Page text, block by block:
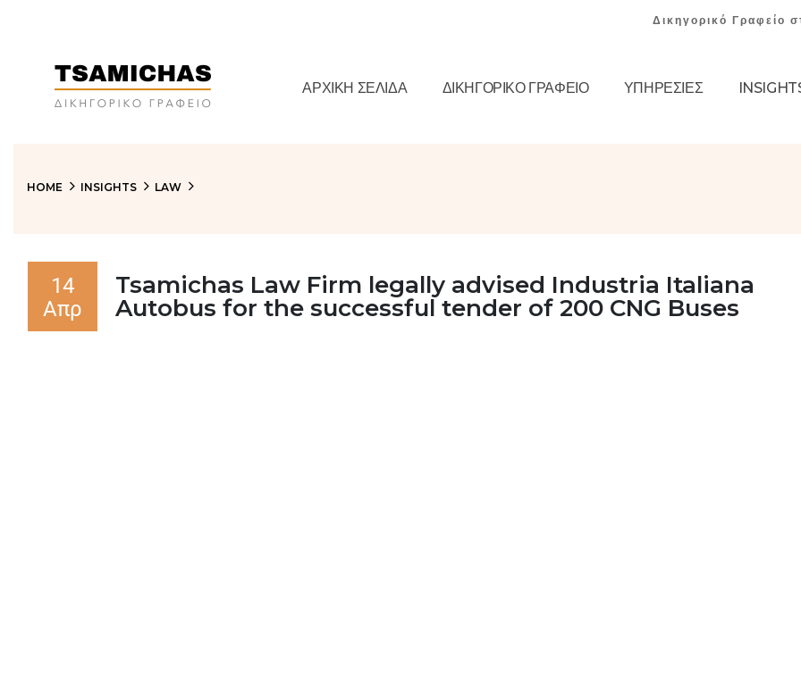
Δικηγορικό Γραφείο
ΑΡΧΙΚΉ ΣΕΛΊΔΑ ΔΙΚΗΓΟΡΙΚΌ ΓΡΑΦΕΊΟ ΥΠΗΡΕΣΊΕΣ
HOME INSIGHTS LAW
14
Απρ
Tsamichas Law Firm legally advised Industria Italiana
Autobus for the successful tender of 200 CNG Buses